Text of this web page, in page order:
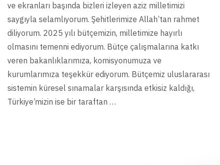
ve ekranları başında bizleri izleyen aziz milletimizi
saygıyla selamlıyorum. Şehitlerimize Allah’tan rahmet
diliyorum. 2025 yılı bütçemizin, milletimize hayırlı
olmasını temenni ediyorum. Bütçe çalışmalarına katkı
veren bakanlıklarımıza, komisyonumuza ve
kurumlarımıza teşekkür ediyorum. Bütçemiz uluslararası
sistemin küresel sınamalar karşısında etkisiz kaldığı,
Türkiye’mizin ise bir taraftan …